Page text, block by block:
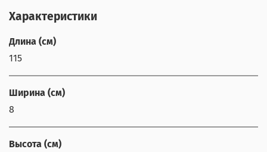
Характеристики
Длина (см)
115
Ширина (см)
8
Высота (см)